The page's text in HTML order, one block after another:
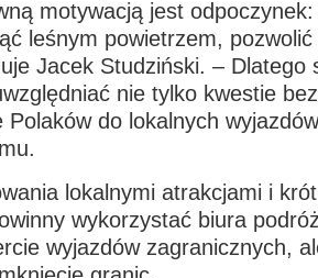
motywacją jest
leśnym powietrzem,
Jacek Studziński. – Dlatego
nie tylko kwestie
Polaków do lokalnych
lokalnymi atrakcjami i
wykorzystać biura
wyjazdów zagranicznych,